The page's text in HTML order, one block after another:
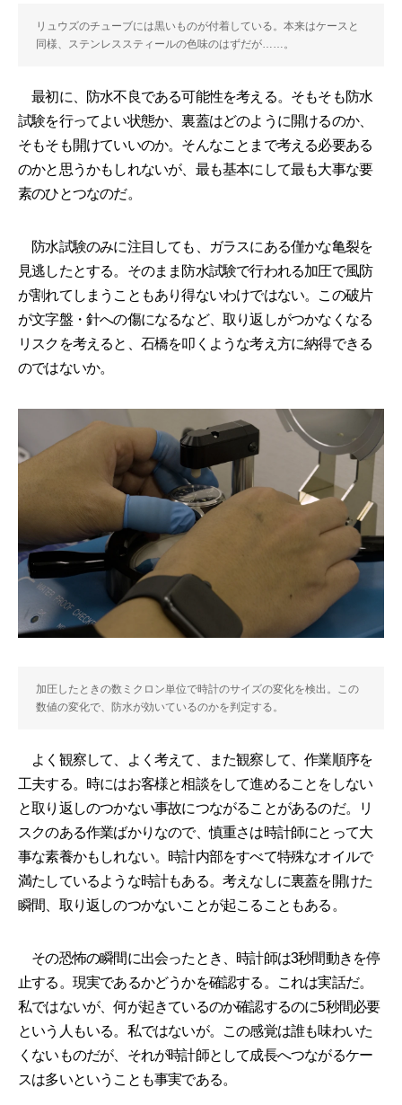
リュウズのチューブには黒いものが付着している。本来はケースと
同様、ステンレススティールの色味のはずだが……。
最初に、防水不良である可能性を考える。そもそも防水
試験を行ってよい状態か、裏蓋はどのように開けるのか、
そもそも開けていいのか。そんなことまで考える必要ある
のかと思うかもしれないが、最も基本にして最も大事な要
素のひとつなのだ。
防水試験のみに注目しても、ガラスにある僅かな亀裂を
見逃したとする。そのまま防水試験で行われる加圧で風防
が割れてしまうこともあり得ないわけではない。この破片
が文字盤・針への傷になるなど、取り返しがつかなくなる
リスクを考えると、石橋を叩くような考え方に納得できる
のではないか。
加圧したときの数ミクロン単位で時計のサイズの変化を検出。この
数値の変化で、防水が効いているのかを判定する。
よく観察して、よく考えて、また観察して、作業順序を
工夫する。時にはお客様と相談をして進めることをしない
と取り返しのつかない事故につながることがあるのだ。リ
スクのある作業ばかりなので、慎重さは時計師にとって大
事な素養かもしれない。時計内部をすべて特殊なオイルで
満たしているような時計もある。考えなしに裏蓋を開けた
瞬間、取り返しのつかないことが起こることもある。
その恐怖の瞬間に出会ったとき、時計師は3秒間動きを停
止する。現実であるかどうかを確認する。これは実話だ。
私ではないが、何が起きているのか確認するのに5秒間必要
という人もいる。私ではないが。この感覚は誰も味わいた
くないものだが、それが時計師として成長へつながるケー
スは多いということも事実である。